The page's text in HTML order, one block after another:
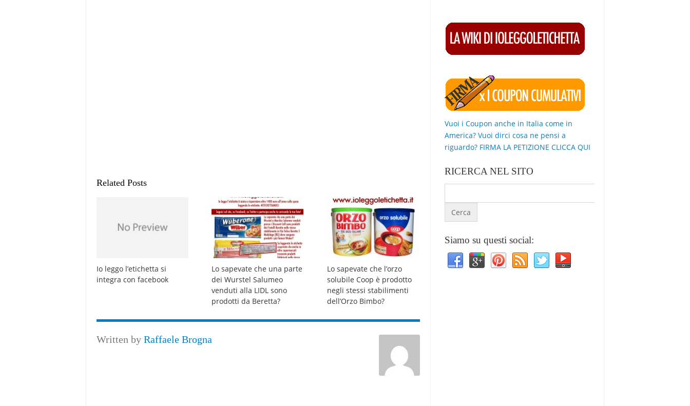
Related Posts
Io leggo l’etichetta si
integra con facebook
Lo sapevate che una parte
dei Wurstel Salumeo
venduti alla LIDL sono
prodotti da Beretta?
Lo sapevate che l’orzo
solubile Coop è prodotto
negli stessi stabilimenti
dell’Orzo Bimbo?
Written byRaffaele Brogna
Vuoi i Coupon anche in Italia come in
America? Vuoi dirci cosa ne pensi a
riguardo? FIRMA LA PETIZIONE CLICCA QUI
RICERCA NEL SITO
Siamo su questi social: